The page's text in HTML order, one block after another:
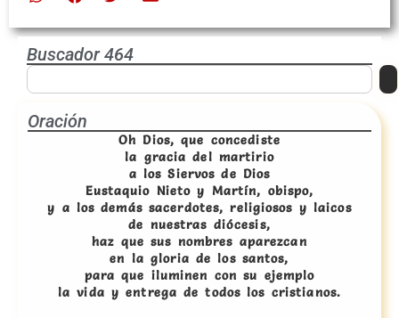
Buscador 464
Oración
Oh Dios, que concediste
la gracia del martirio
a los Siervos de Dios
Eustaquio Nieto y Martín, obispo,
y a los demás sacerdotes, religiosos y laicos
de nuestras diócesis,
haz que sus nombres aparezcan
en la gloria de los santos,
para que iluminen con su ejemplo
la vida y entrega de todos los cristianos.